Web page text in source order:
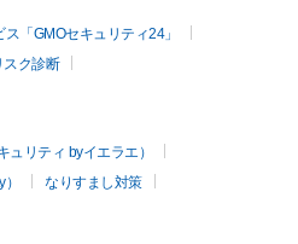
「GMOセキュリティ24」
スク診断
リティ byイエラエ）
なりすまし対策